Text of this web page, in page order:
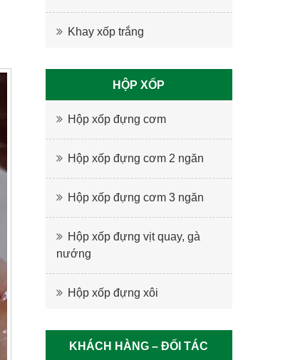
Khay xốp trắng
HỘP XỐP
Hộp xốp đựng cơm
Hộp xốp đựng cơm 2 ngăn
Hộp xốp đựng cơm 3 ngăn
Hộp xốp đựng vịt quay, gà
nướng
Hộp xốp đựng xôi
KHÁCH HÀNG – ĐỐI TÁC